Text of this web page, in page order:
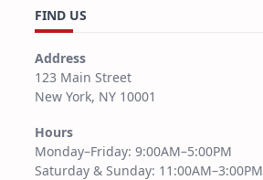
FIND US
Address
123 Main Street
New York, NY 10001
Hours
Monday–Friday: 9:00AM–5:00PM
Saturday & Sunday: 11:00AM–3:00PM